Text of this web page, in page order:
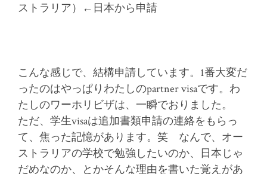
ストラリア）←日本から申請
こんな感じで、結構申請しています。1番大変だ
ったのはやっぱりわたしのpartner visaです。わ
たしのワーホリビザは、一瞬でおりました。
ただ、学生visaは追加書類申請の連絡をもらっ
て、焦った記憶があります。笑 なんで、オー
ストラリアの学校で勉強したいのか、日本じゃ
だめなのか、とかそんな理由を書いた覚えがあ